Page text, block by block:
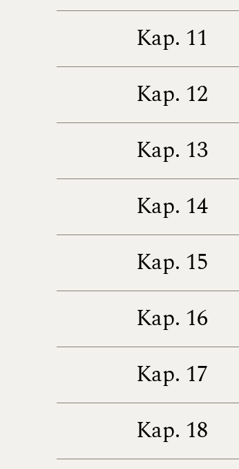
Kap. 11
Kap. 12
Kap. 13
Kap. 14
Kap. 15
Kap. 16
Kap. 17
Kap. 18